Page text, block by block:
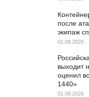
после
экипаж
01.08.2026
выходит
оценил
1440»
01.08.2026